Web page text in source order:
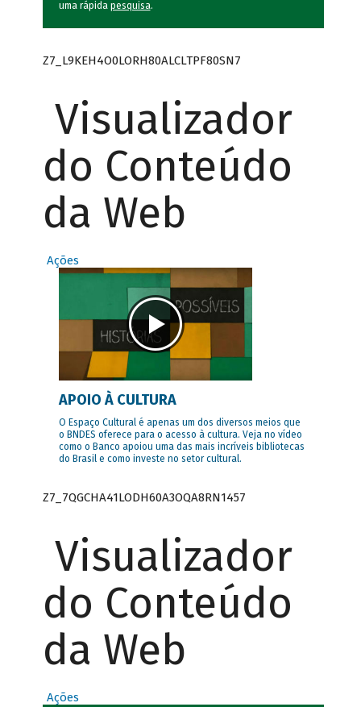
uma rápida pesquisa.
Z7_L9KEH4O0LORH80ALCLTPF80SN7
Visualizador
do Conteúdo
da Web
Ações
APOIO À CULTURA
O Espaço Cultural é apenas um dos diversos meios que
o BNDES oferece para o acesso à cultura. Veja no vídeo
como o Banco apoiou uma das mais incríveis bibliotecas
do Brasil e como investe no setor cultural.
Z7_7QGCHA41LODH60A3OQA8RN1457
Visualizador
do Conteúdo
da Web
Ações